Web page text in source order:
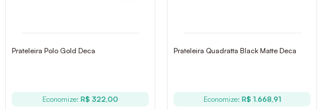
Prateleira Polo Gold Deca
Economize: R$ 322,00
Prateleira Quadratta Black Matte Deca
Economize: R$ 1.668,91